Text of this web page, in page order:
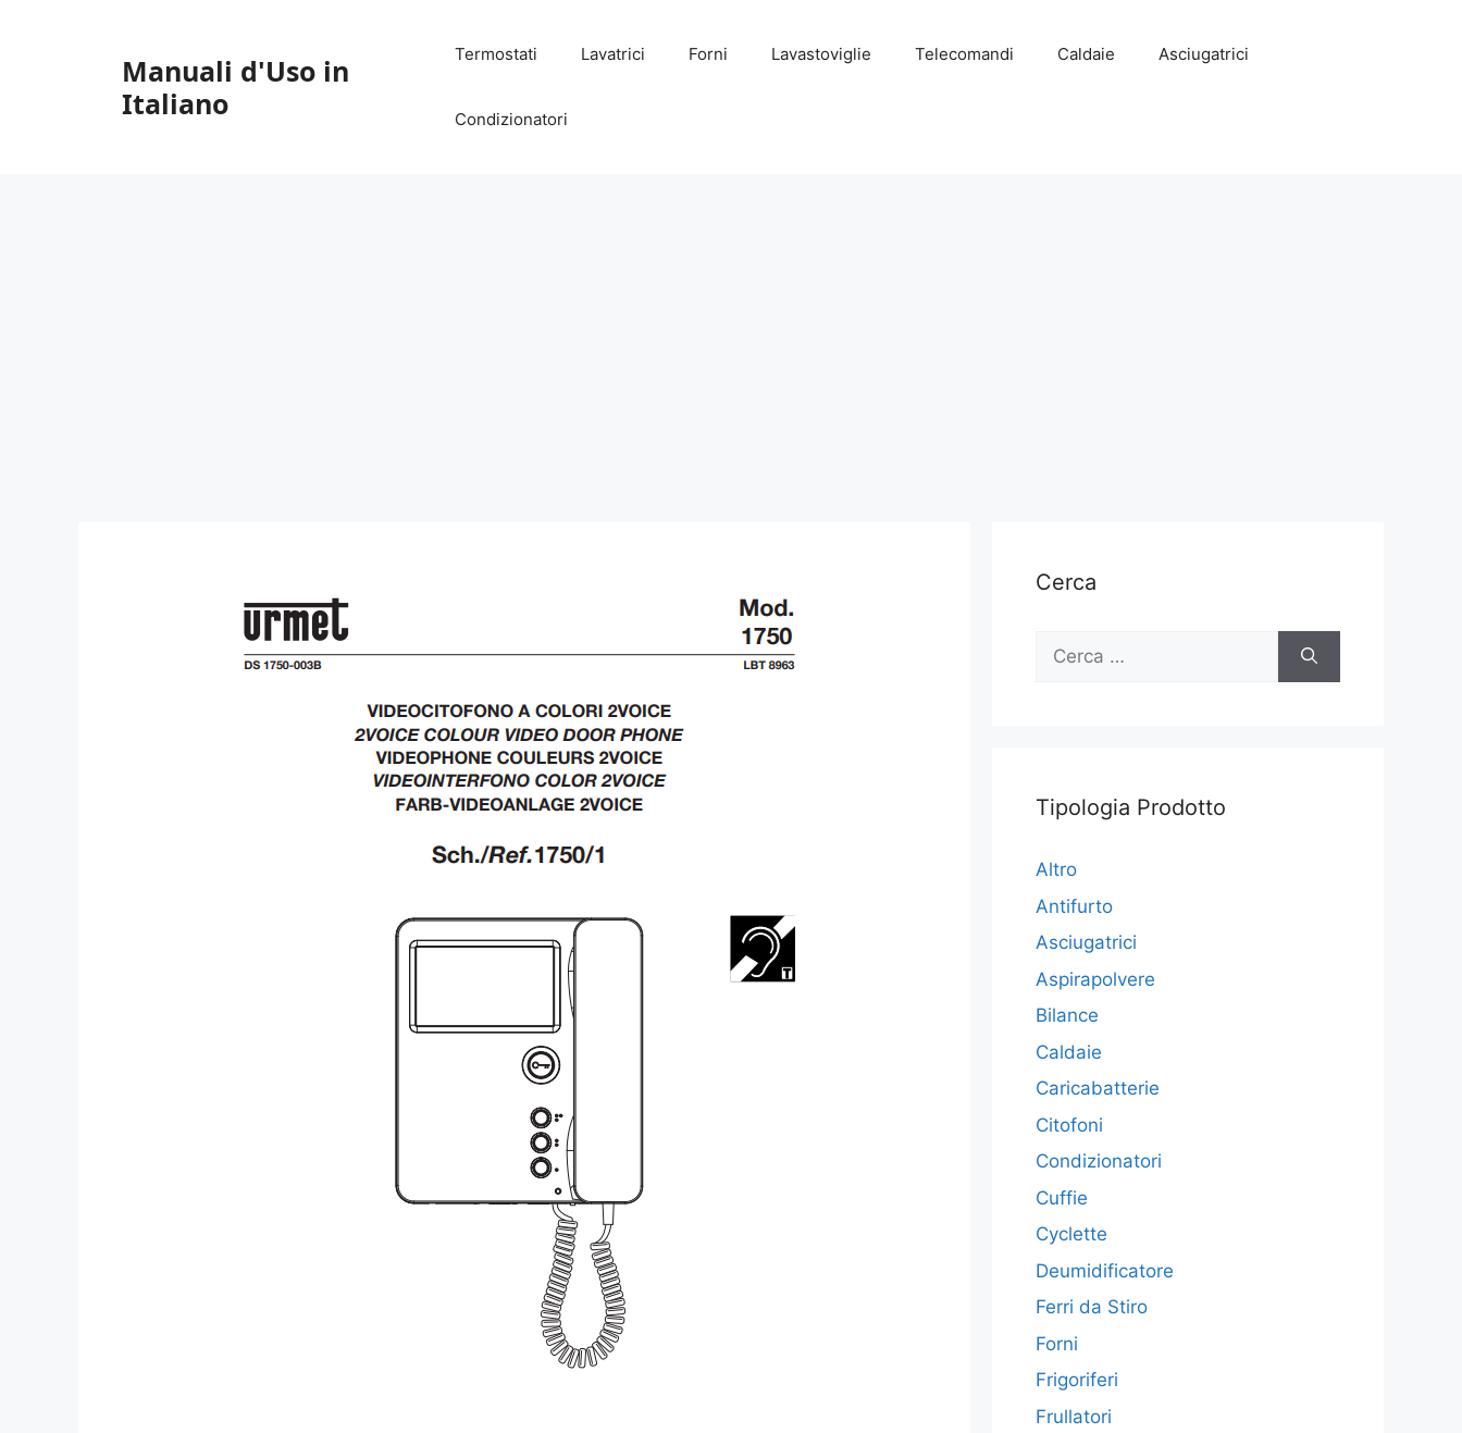
Manuali d'Uso in
Italiano
Termostati Lavatrici Forni Lavastoviglie Telecomandi Caldaie Asciugatrici
Condizionatori
Cerca
Ricerca
Tipologia Prodotto
Altro
Antifurto
Asciugatrici
Aspirapolvere
Bilance
Caldaie
Caricabatterie
Citofoni
Condizionatori
Cuffie
Cyclette
Deumidificatore
Ferri da Stiro
Forni
Frigoriferi
Frullatori